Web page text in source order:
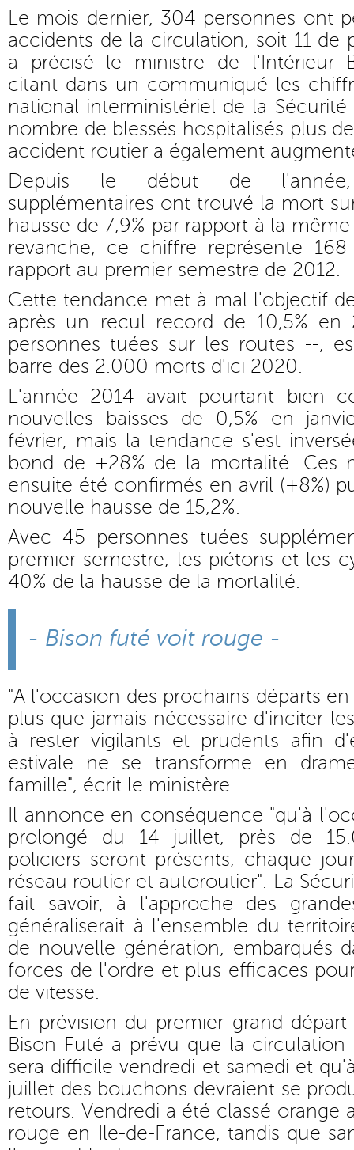
Le mois dernier, 304 personnes ont
accidents de la circulation, soit 11 de
a précisé le ministre de l'Intérieur
citant dans un communiqué les
national interministériel de la Sécurité
nombre de blessés hospitalisés plus
accident routier a également
Depuis le début de l'année,
supplémentaires ont trouvé la mort
hausse de 7,9% par rapport à la
revanche, ce chiffre représente
rapport au premier semestre de 2012.
Cette tendance met à mal l'objectif
après un recul record de 10,5% en
personnes tuées sur les routes --,
barre des 2.000 morts d'ici 2020.
L'année 2014 avait pourtant bien
nouvelles baisses de 0,5% en
février, mais la tendance s'est
bond de +28% de la mortalité. Ces
ensuite été confirmés en avril (+8%)
nouvelle hausse de 15,2%.
Avec 45 personnes tuées
premier semestre, les piétons et les
40% de la hausse de la mortalité.
- Bison futé voit rouge -
"A l'occasion des prochains départs
plus que jamais nécessaire d'inciter
à rester vigilants et prudents afin
estivale ne se transforme en
famille", écrit le ministère.
Il annonce en conséquence "qu'à
prolongé du 14 juillet, près de
policiers seront présents, chaque
réseau routier et autoroutier". La
fait savoir, à l'approche des
généraliserait à l'ensemble du
de nouvelle génération, embarqués
forces de l'ordre et plus efficaces
de vitesse.
En prévision du premier grand
Bison Futé a prévu que la
sera difficile vendredi et samedi et
juillet des bouchons devraient se
retours. Vendredi a été classé orange
rouge en Ile-de-France, tandis que